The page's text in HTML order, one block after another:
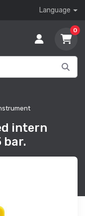
Language
0
intern
bar.